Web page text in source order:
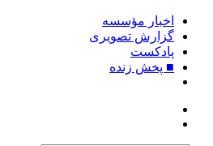
اخبار مؤسسه
گزارش تصویری
پادکست‌
■ پخش زنده